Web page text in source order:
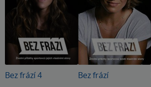
Bez frází 4 Bez frází